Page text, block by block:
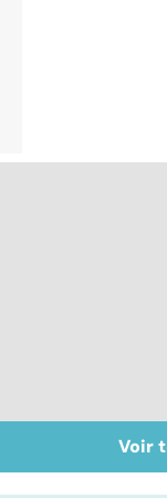
Morphine : sois
ô ma douleur
Voir